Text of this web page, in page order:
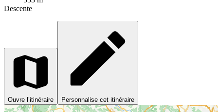
Descente
Ouvre l’itinéraire Personnalise cet itinéraire